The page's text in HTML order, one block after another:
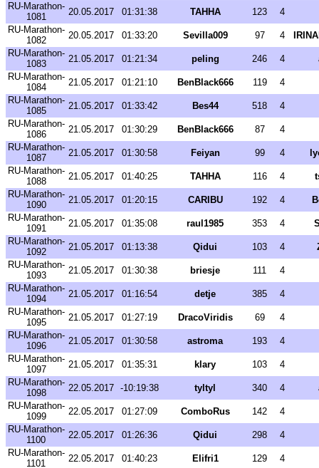
RU-Marathon-
1081
20.05.2017 01:31:38 TAHHA 123
4
RU-Marathon-
1082
20.05.2017 01:33:20 Sevilla009 97 4
RU-Marathon-
1083
21.05.2017 01:21:34 peling 246 4
RU-Marathon-
1084
21.05.2017 01:21:10 BenBlack666 119 4
RU-Marathon-
1085
21.05.2017 01:33:42 Bes44 518
4
RU-Marathon-
1086
21.05.2017 01:30:29 BenBlack666 87
4
RU-Marathon-
1087
21.05.2017 01:30:58 Feiyan 99 4
RU-Marathon-
1088
21.05.2017 01:40:25 TAHHA 116 4
RU-Marathon-
1090
21.05.2017 01:20:15 CARIBU 192 4
RU-Marathon-
1091
21.05.2017 01:35:08 raul1985 353 4
RU-Marathon-
1092
21.05.2017 01:13:38 Qidui 103 4
RU-Marathon-
1093
21.05.2017 01:30:38 briesje 111
4
RU-Marathon-
1094
21.05.2017 01:16:54 detje 385
4
RU-Marathon-
1095
21.05.2017 01:27:19 DracoViridis 69
4
RU-Marathon-
1096
21.05.2017 01:30:58 astroma 193
4
RU-Marathon-
1097
21.05.2017 01:35:31 klary 103
4
RU-Marathon-
1098
22.05.2017 -10:19:38 tyltyl 340 4
RU-Marathon-
1099
22.05.2017 01:27:09 ComboRus 142
4
RU-Marathon-
1100
22.05.2017 01:26:36 Qidui 298
4
RU-Marathon-
1101
22.05.2017 01:40:23 Elifri1 129 4